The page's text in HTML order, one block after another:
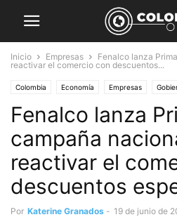
Inicio Empresas
Fenalco lanza
reactivar el comercio con descuentos...
Colombia Economía Empresas
Fenalco lanza
campaña
reactivar el
descuentos
Por Katerine Granados - 19 de junio de